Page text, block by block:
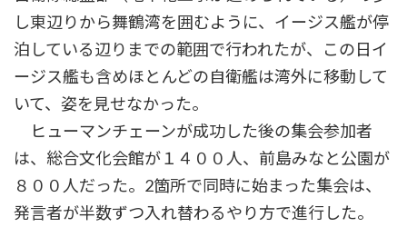
し東辺りから舞鶴湾を囲むように、イージス艦が停
泊している辺りまでの範囲で行われたが、この日イ
ージス艦も含めほとんどの自衛艦は湾外に移動して
いて、姿を見せなかった。
ヒューマンチェーンが成功した後の集会参加者
は、総合文化会館が１４００人、前島みなと公園が
８００人だった。2箇所で同時に始まった集会は、
発言者が半数ずつ入れ替わるやり方で進行した。